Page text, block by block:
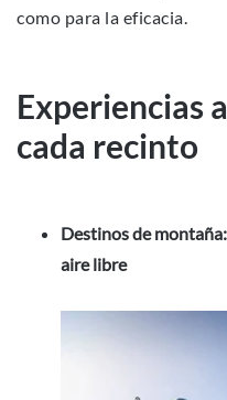
como para la eficacia.
Experiencias
cada recinto
Destinos de
aire libre